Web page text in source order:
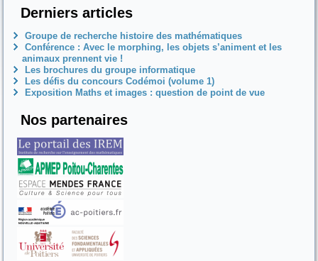
Derniers articles
Groupe de recherche histoire des mathématiques
Conférence : Avec le morphing, les objets s’animent et les
animaux prennent vie !
Les brochures du groupe informatique
Les défis du concours Codémoi (volume 1)
Exposition Maths et images : question de point de vue
Nos partenaires